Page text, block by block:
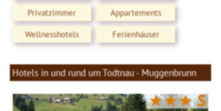
Privatzimmer
Appartements
Wellnesshotels
Ferienhäuser
Hotels in und rund um Todtnau - Muggenbrunn
★★★S